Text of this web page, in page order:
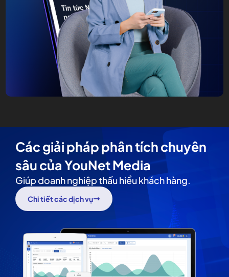
Các giải pháp phân tích chuyên
sâu của YouNet Media
Giúp doanh nghiệp thấu hiểu khách hàng.
Chi tiết các dịch vụ